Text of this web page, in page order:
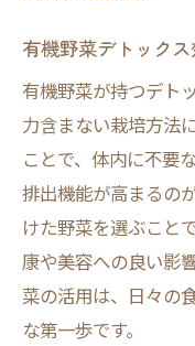
有機野菜デトック
有機野菜が持つデト
力含まない栽培方法
ことで、体内に不要
排出機能が高まるの
けた野菜を選ぶこと
康や美容への良い影
菜の活用は、日々の
な第一歩です。